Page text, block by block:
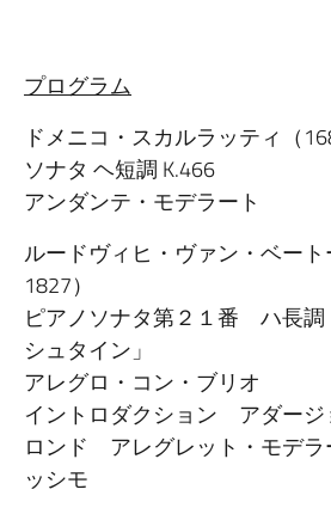
プログラム
ドメニコ・スカルラッティ（
ソナタ ヘ短調 K.466
アンダンテ・モデラート
ルードヴィヒ・ヴァン・ベー
1827）
ピアノソナタ第２１番 ハ長
シュタイン」
アレグロ・コン・ブリオ
イントロダクション アダージ
ロンド アレグレット・モデ
ッシモ